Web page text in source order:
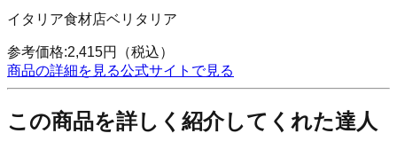
イタリア食材店ベリタリア
参考価格:2,415円
（税込）
商品の詳細を見る公式サイトで見る
この商品を詳しく紹介してくれた達人